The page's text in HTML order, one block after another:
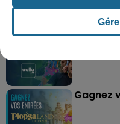
Gagnez
Gagnez